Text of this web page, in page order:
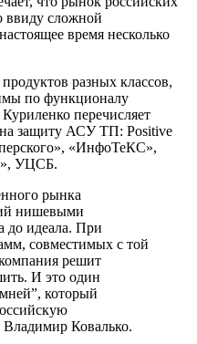
ввиду сложной
время несколько
разных классов,
по функционалу
перечисляет
защиту АСУ ТП: Positive
«ИнфоТеКС»,
УЦСБ.
рынка
нишевыми
до идеала. При
совместимых с той
решит
И это один
который
Ковалько.